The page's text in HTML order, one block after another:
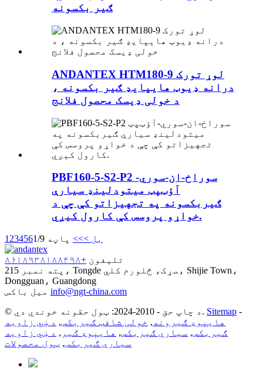
ګیر بکسونه
ANDANTEX HTM180-9 لوړ تورک
درانه ډیوټ هایپایډ ګیر بکسونه ،
د خولی ډیسک محصول فلانج
PBF160-5-S2-P2 سوراخ-ان-سوري-
آؤټپټ میتودلینډ سیارې
ګیربکسونه په تجهیزاتو کې چې د
خواړو پروسس کې کارول کیږي.
1 23456 بل >>> پاڼه 1/9
تلیفون +۸۶۱۸۹۳۸۱۸۸۴۹۸
پته
نمبر 215، Tongde سړک، څلورم کلي، Shijie Town،
Dongguan، Guangdong
میل باکس info@ngt-china.com
© د چاپ حق - 2010-2024: ټول حقونه خوندي دي. Sitemap -
هایپوډ ګیرونه , خولی شافټ ګیربکس, د ښي زاویه
ګیربکس, سیارې ګیربکس, هایپوډ ګیر , د ښي زاویه
سیارې ګیربکس, ټول محصولات